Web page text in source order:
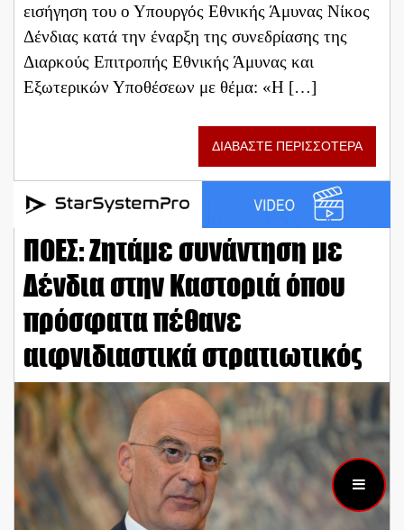
εισήγηση του ο Υπουργός Εθνικής Άμυνας Νίκος
Δένδιας κατά την έναρξη της συνεδρίασης της
Διαρκούς Επιτροπής Εθνικής Άμυνας και
Εξωτερικών Υποθέσεων με θέμα: «Η […]
ΔΙΑΒΑΣΤΕ ΠΕΡΙΣΣΟΤΕΡΑ
ΠΟΕΣ: Ζητάμε συνάντηση με
Δένδια στην Καστοριά όπου
πρόσφατα πέθανε
αιφνιδιαστικά στρατιωτικός